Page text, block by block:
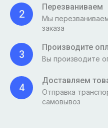
2
Перезваниваем
Мы
заказа
3
Производите
Вы производите
4
Доставляем
Отправка
самовывоз